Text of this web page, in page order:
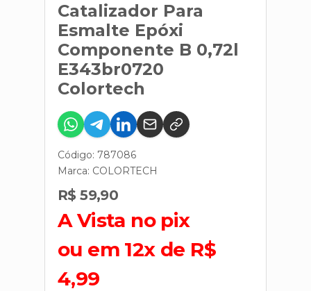
Catalizador Para
Esmalte Epóxi
Componente B 0,72l
E343br0720
Colortech
Código: 787086
Marca: COLORTECH
R$ 59,90
A Vista no pix
ou em 12x de R$
4,99